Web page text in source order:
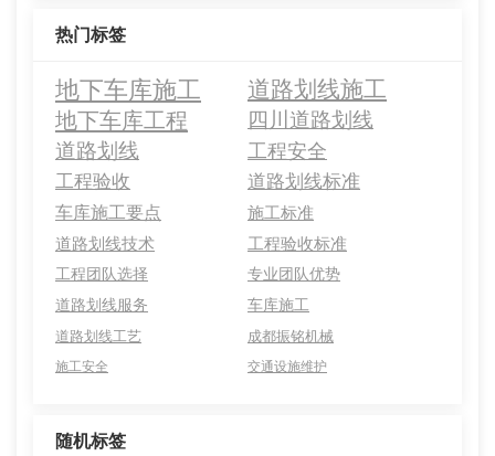
热门标签
地下车库施工
道路划线施工
地下车库工程
四川道路划线
道路划线 工程安全
工程验收 道路划线标准
车库施工要点
施工标准
道路划线技术
工程验收标准
工程团队选择
专业团队优势
道路划线服务
车库施工
道路划线工艺 成都振铭机械
施工安全 交通设施维护
随机标签